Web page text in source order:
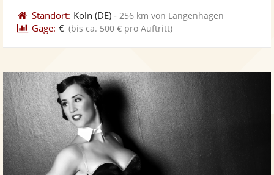
Standort: Köln (DE) - 256 km von Langenhagen
Gage: € (bis ca. 500 € pro Auftritt)